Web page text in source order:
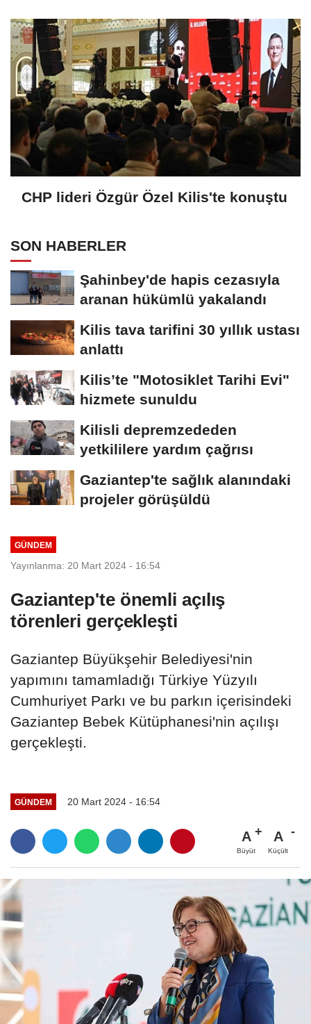
CHP lideri Özgür Özel Kilis'te konuştu
SON HABERLER
Şahinbey'de hapis cezasıyla
aranan hükümlü yakalandı
Kilis tava tarifini 30 yıllık ustası
anlattı
Kilis’te "Motosiklet Tarihi Evi"
hizmete sunuldu
Kilisli depremzededen
yetkililere yardım çağrısı
Gaziantep'te sağlık alanındaki
projeler görüşüldü
GÜNDEM
Yayınlanma: 20 Mart 2024 - 16:54
Gaziantep'te önemli açılış
törenleri gerçekleşti
Gaziantep Büyükşehir Belediyesi'nin
yapımını tamamladığı Türkiye Yüzyılı
Cumhuriyet Parkı ve bu parkın içerisindeki
Gaziantep Bebek Kütüphanesi'nin açılışı
gerçekleşti.
GÜNDEM 20 Mart 2024 - 16:54
A
Büyüt
A
Küçült